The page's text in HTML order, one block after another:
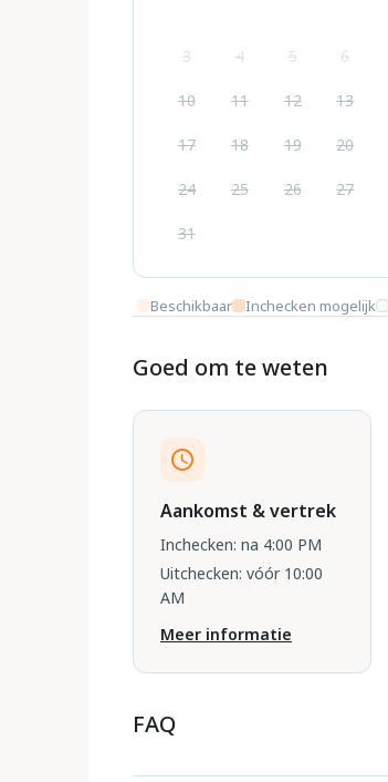
3 4 5 6
10 11 12 13
17 18 19 20
24 25 26 27
31
Beschikbaar Inchecken mogelijk
Goed om te weten
Aankomst & vertrek
Inchecken: na 4:00 PM
Uitchecken: vóór 10:00
AM
Meer informatie
FAQ